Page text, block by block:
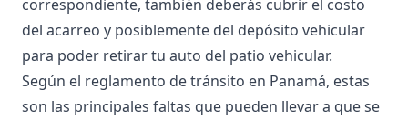
correspondiente, también deberás cubrir el costo
del acarreo y posiblemente del depósito vehicular
para poder retirar tu auto del patio vehicular.
Según el reglamento de tránsito en Panamá, estas
son las principales faltas que pueden llevar a que se